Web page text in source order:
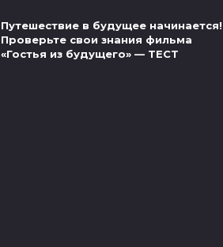
Путешествие в будущее начинается!
Проверьте свои знания фильма
«Гостья из будущего» — ТЕСТ